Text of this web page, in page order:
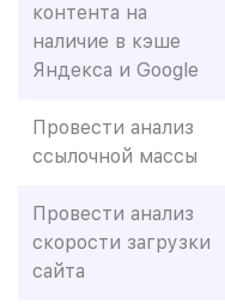
контента на
наличие в кэше
Яндекса и Google
Провести анализ
ссылочной массы
Провести анализ
скорости загрузки
сайта